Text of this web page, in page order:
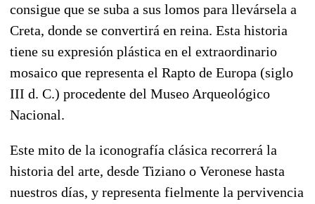
consigue que se suba a sus lomos para llevársela a
Creta, donde se convertirá en reina. Esta historia
tiene su expresión plástica en el extraordinario
mosaico que representa el Rapto de Europa (siglo
III d. C.) procedente del Museo Arqueológico
Nacional.
Este mito de la iconografía clásica recorrerá la
historia del arte, desde Tiziano o Veronese hasta
nuestros días, y representa fielmente la pervivencia